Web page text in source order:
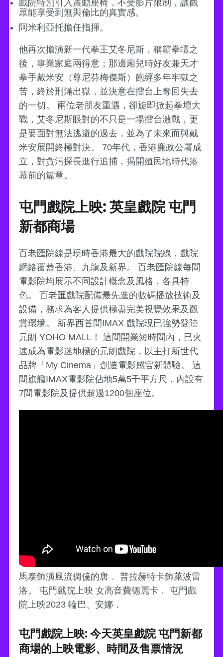
戲院特別引入震動座椅，不受影片限制，讓觀
眾能享受到無與倫比的真實感。
阿米利亞托擔任指揮。
他再次擔演新一代拳王艾冬尼斯，稱霸拳壇之
後，事業家庭兩得意；那邊廂兒時好友兼天才
拳手戴米安（尊尼芬梅傑斯）飽經多年牢獄之
苦，終於刑滿出獄，並決意在擂台上奪回失去
的一切。 兩位老朋友重遇，卻旋即掀起拳壇大
戰，艾冬尼斯眼對的不只是一場擂台激戰，更
是要面對無法逃避的過去，並為了未來而與戴
米安展開終極對決。 70年代，香港廉政公署成
立，對貪污探長進行追捕，揭開殖民地時代落
幕前的篇章。
屯門戲院上映: 英皇戲院 屯門
新都商場
百老匯院線是現時香港最大的戲院院線，戲院
網絡覆蓋香港、九龍及新界。 百老匯院線每間
電影院均展示不同設計概念及風格，各具特
色。 百老匯戲院配備最先進的數碼播放技術及
設備，務求為客人提供極盡完美視覺效果及觀
賞環境。 新界西首間IMAX 戲院現已強勢登陸
元朗 YOHO MALL！ 這間開業短時間內，已火
速成為電影迷地標的元朗戲院，以主打新世代
品牌「My Cinema」創造電影感官新體驗。 這
間旗艦IMAX電影院佔地5萬5千平方尺，內設有
7間電影院及提供超過1200個座位。
馬泰飾演風流倜儻的唐． 普拉赫特卡飾萊波雷
洛。 屯門戲院上映 女高音費德麗卡． 屯門戲
院上映2023 輪巴、安娜．
屯門戲院上映: 今天英皇戲院 屯門新都
商場的上映電影、時間及售票情況